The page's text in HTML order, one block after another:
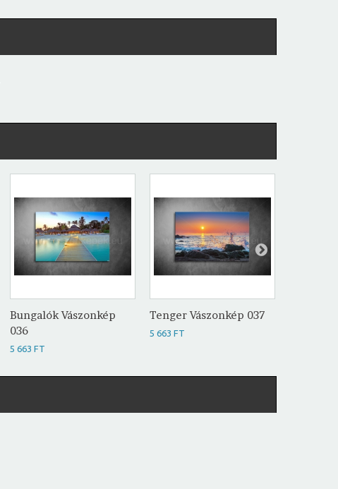
Bungalók Vászonkép
036
5 663 FT
Tenger Vászonkép 037
5 663 FT